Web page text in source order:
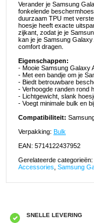
Verander je Samsung
fonkelende
duurzaam TPU met
hoesje heeft exacte
zijkant, zodat je je
kan je je Samsung
comfort dragen.
Eigenschappen:
- Mooie Samsung Galaxy
- Met een bandje om je
- Biedt betrouwbare
- Verhoogde randen rond
- Lichtgewicht, slank
- Voegt minimale bulk en
Compatibiliteit:
Verpakking: Bulk
EAN: 5714122437952
Gerelateerde categorieën:
Accessories Samsung
SNELLE LEVERING